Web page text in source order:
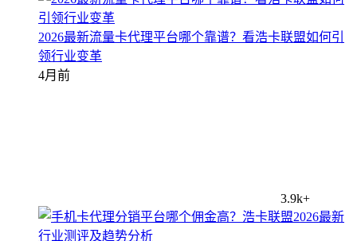
2026最新流量卡代理平台哪个靠谱？看浩卡联盟如何引
领行业变革
4月前
3.9k+